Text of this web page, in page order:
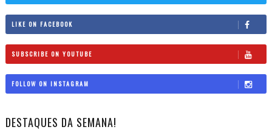
LIKE ON FACEBOOK
SUBSCRIBE ON YOUTUBE
FOLLOW ON INSTAGRAM
DESTAQUES DA SEMANA!